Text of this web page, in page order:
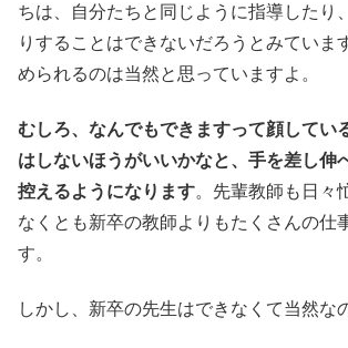
ちは、自分たちと同じように指導したり
りすることはできないだろうとみていま
められるのは当然と思っていますよ。
むしろ、なんでもできますって顔してい
はしないほうがいいかなと、手を差し伸
控えるようになります。先輩教師も日々
なくとも新卒の教師よりもたくさんの仕
す。
しかし、新卒の先生はできなくて当然な